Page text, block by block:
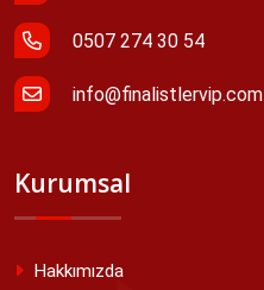
0507 274 30 54
info@finalistlervip.com
Kurumsal
Hakkımızda